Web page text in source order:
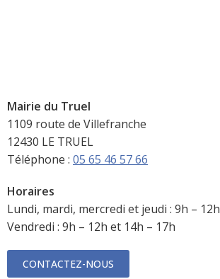
Mairie du Truel
1109 route de Villefranche
12430 LE TRUEL
Téléphone : 05 65 46 57 66
Horaires
Lundi, mardi, mercredi et jeudi : 9h – 12h
Vendredi : 9h – 12h et 14h – 17h
CONTACTEZ-NOUS